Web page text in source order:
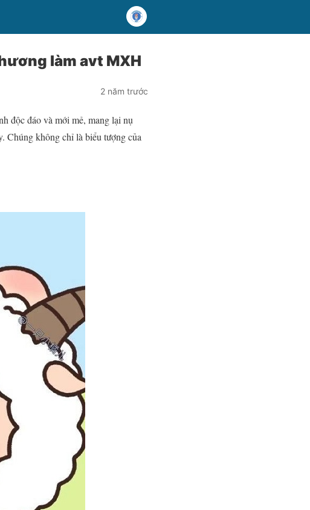
làm avt MXH
2 năm trước
độc đáo và mới mẻ, mang lại nụ
Chúng không chỉ là biểu tượng của